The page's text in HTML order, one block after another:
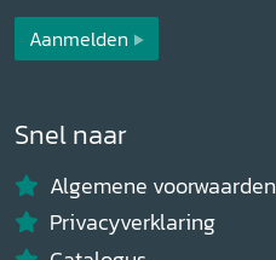
Aanmelden
Snel naar
Algemene voorwaarden
Privacyverklaring